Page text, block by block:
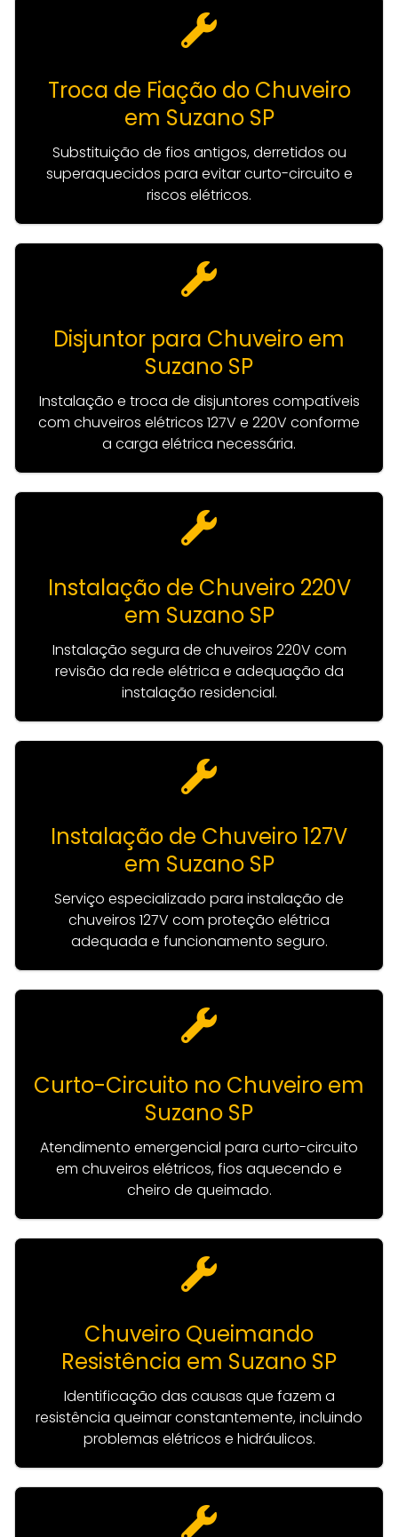
Troca de Fiação do Chuveiro
em Suzano SP
Substituição de fios antigos, derretidos ou
superaquecidos para evitar curto-circuito e
riscos elétricos.
Disjuntor para Chuveiro em
Suzano SP
Instalação e troca de disjuntores compatíveis
com chuveiros elétricos 127V e 220V conforme
a carga elétrica necessária.
Instalação de Chuveiro 220V
em Suzano SP
Instalação segura de chuveiros 220V com
revisão da rede elétrica e adequação da
instalação residencial.
Instalação de Chuveiro 127V
em Suzano SP
Serviço especializado para instalação de
chuveiros 127V com proteção elétrica
adequada e funcionamento seguro.
Curto-Circuito no Chuveiro em
Suzano SP
Atendimento emergencial para curto-circuito
em chuveiros elétricos, fios aquecendo e
cheiro de queimado.
Chuveiro Queimando
Resistência em Suzano SP
Identificação das causas que fazem a
resistência queimar constantemente, incluindo
problemas elétricos e hidráulicos.